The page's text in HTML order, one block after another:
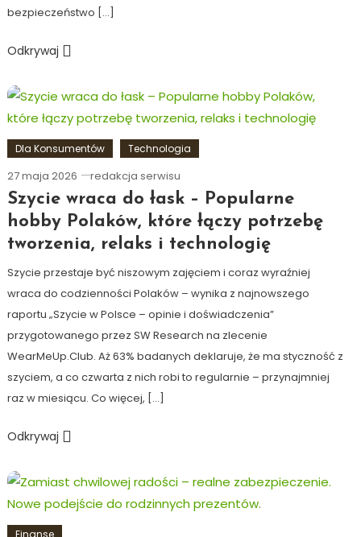
bezpieczeństwo […]
Odkrywaj
Dla Konsumentów Technologia
27 maja 2026 redakcja serwisu
Szycie wraca do łask – Popularne
hobby Polaków, które łączy potrzebę
tworzenia, relaks i technologię
Szycie przestaje być niszowym zajęciem i coraz wyraźniej
wraca do codzienności Polaków – wynika z najnowszego
raportu „Szycie w Polsce – opinie i doświadczenia”
przygotowanego przez SW Research na zlecenie
WearMeUp.Club. Aż 63% badanych deklaruje, że ma styczność z
szyciem, a co czwarta z nich robi to regularnie – przynajmniej
raz w miesiącu. Co więcej, […]
Odkrywaj
Finanse